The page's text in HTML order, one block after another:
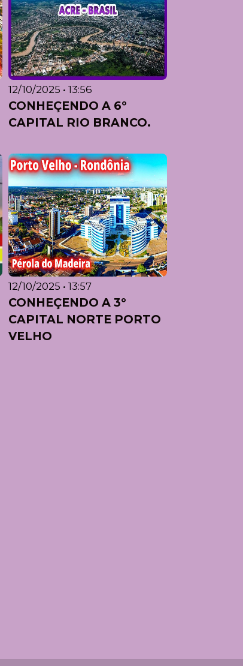
12/10/2025 • 13:56
CONHEÇENDO A 6º
CAPITAL RIO BRANCO.
12/10/2025 • 13:57
CONHEÇENDO A 3º
CAPITAL NORTE PORTO
VELHO